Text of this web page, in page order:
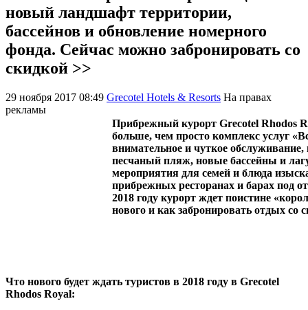
новый ландшафт территории,
бассейнов и обновление номерного
фонда. Сейчас можно забронировать со
скидкой >>
29 ноября 2017 08:49 Grecotel Hotels & Resorts На правах
рекламы
Прибрежный курорт Grecotel Rhodos
больше, чем просто комплекс услуг
внимательное и чуткое
песчаный пляж, новые бассейны и
мероприятия для семей и блюда
прибрежных ресторанах и барах под
2018 году курорт ждет поистине
нового и как забронировать отдых со
Что нового будет ждать туристов в 2018 году в Grecotel
Rhodos Royal: